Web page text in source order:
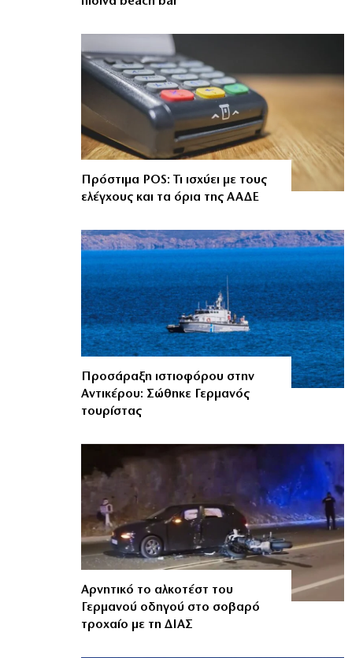
Πρόστιμα POS: Τι ισχύει με τους
ελέγχους και τα όρια της ΑΑΔΕ
Προσάραξη ιστιοφόρου στην
Αντικέρου: Σώθηκε Γερμανός
τουρίστας
Αρνητικό το αλκοτέστ του
Γερμανού οδηγού στο σοβαρό
τροχαίο με τη ΔΙΑΣ